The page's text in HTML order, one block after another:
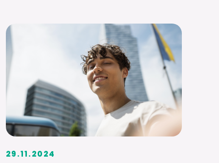
29.11.2024